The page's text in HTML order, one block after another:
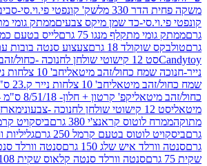
330 מל
שק' קונפטי פי.וי.סי-סביביון מיקס
כד שמן מיקס צבעים
מתקלף מנגו 75 גרם
לייס בטעם כמהין שחור 90
18 גרם
שולחן לחנוכה -כחול/זהב מיטאלי
שמח כחול/זהב מיטאלי
חב' 10
מיטאלי
חב' 10 צלחות נייר ק.23 ס"מ-
קפ' קרטון + חלון- 8/51/18 ס"מ -
מארז סלסלה
קראנצ'י 380 גרם
ביסקויט קרמל
בטעם קרמל 250 גרם
איש שלג 150 גרם
סנטה וורלד סנטה,איש
סנטה וורלד סנטה קלאוס שקית 108 גרם
סנטה